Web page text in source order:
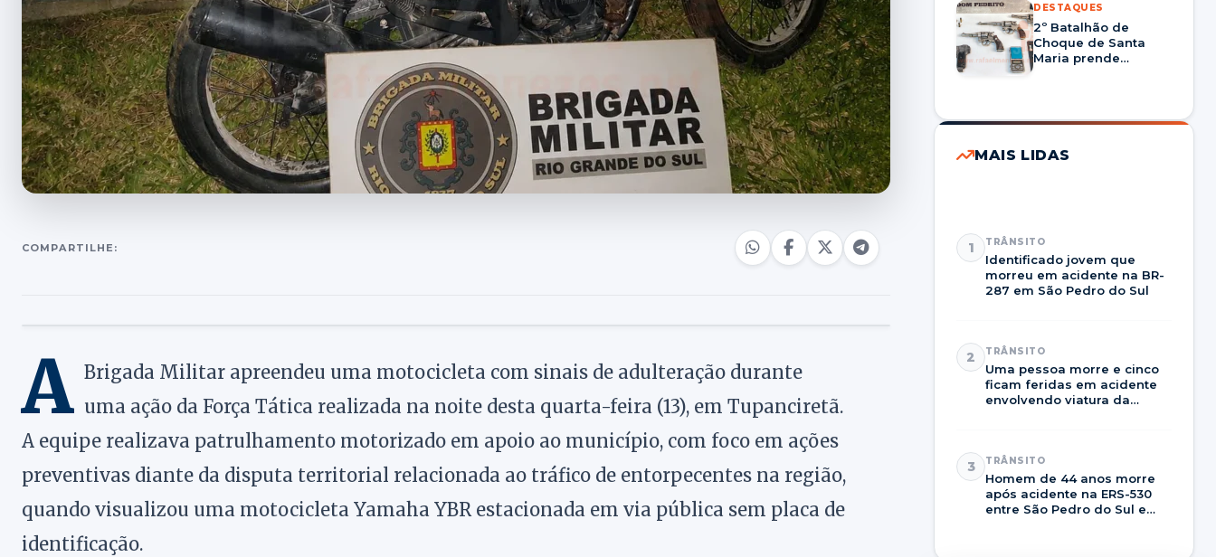
COMPARTILHE:
A Brigada Militar apreendeu uma motocicleta com sinais de adulteração durante
uma ação da Força Tática realizada na noite desta quarta-feira (13), em Tupanciretã.
A equipe realizava patrulhamento motorizado em apoio ao município, com foco em ações
preventivas diante da disputa territorial relacionada ao tráfico de entorpecentes na região,
quando visualizou uma motocicleta Yamaha YBR estacionada em via pública sem placa de
identificação.
DESTAQUES
2º Batalhão de
Choque de Santa
Maria prende
Dom Pedrito
MAIS LIDAS
1 TRÂNSITO
Identificado jovem que
morreu em acidente na BR-
287 em São Pedro do Sul
2 TRÂNSITO
Uma pessoa morre e cinco
ficam feridas em acidente
envolvendo viatura da
3 TRÂNSITO
Homem de 44 anos morre
após acidente na ERS-530
entre São Pedro do Sul e